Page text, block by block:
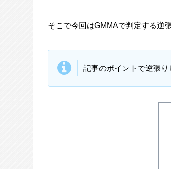
そこで今回はGMMAで判定する逆
記事のポイントで逆張り